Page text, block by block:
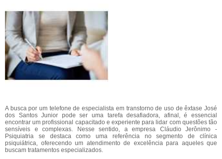
A busca por um telefone de especialista em transtorno de uso de êxtase José
dos Santos Junior pode ser uma tarefa desafiadora, afinal, é essencial
encontrar um profissional capacitado e experiente para lidar com questões tão
sensíveis e complexas. Nesse sentido, a empresa Cláudio Jerônimo -
Psiquiatria se destaca como uma referência no segmento de clínica
psiquiátrica, oferecendo um atendimento de excelência para aqueles que
buscam tratamentos especializados.